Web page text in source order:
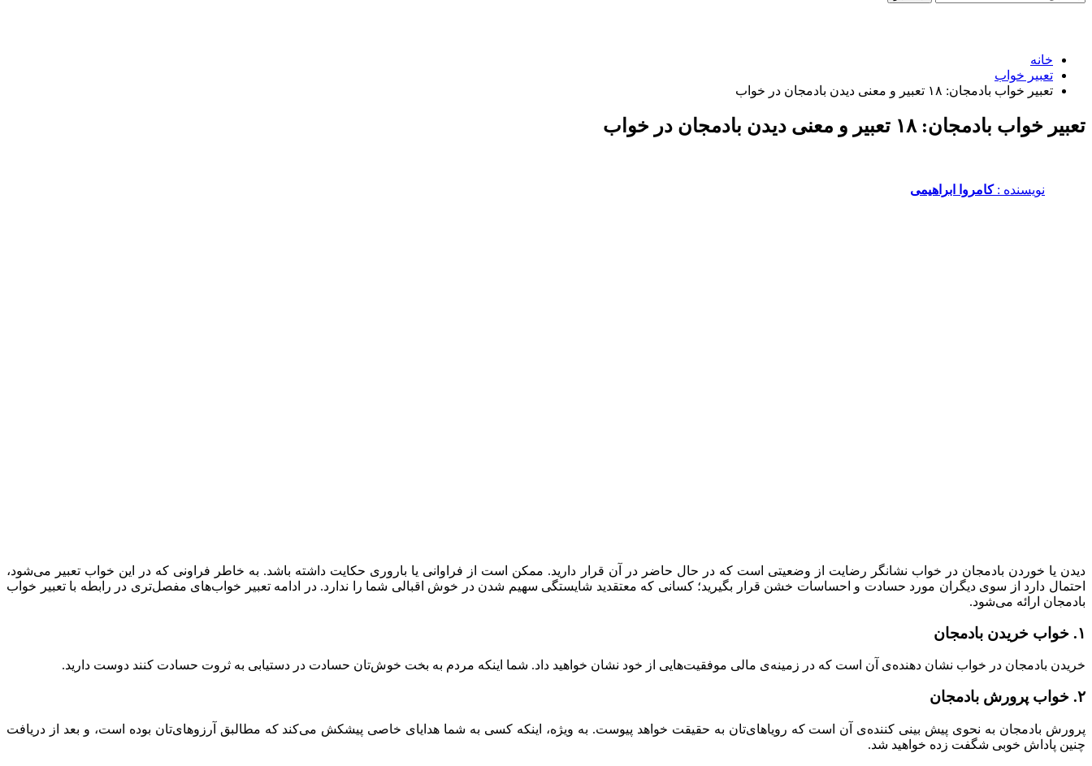
خانه
تعبیر خواب
تعبیر خواب بادمجان: ۱۸ تعبیر و معنی دیدن بادمجان در خواب
تعبیر خواب بادمجان: ۱۸ تعبیر و معنی دیدن بادمجان در خواب
نویسنده :‌کامروا ابراهیمی
دیدن یا خوردن بادمجان در خواب نشانگر رضایت از وضعیتی است که در حال حاضر در آن قرار دارید. ممکن است از فراوانی یا باروری حکایت داشته باشد. به خاطر فراونی که در این خواب تعبیر می‌شود،
احتمال دارد از سوی دیگران مورد حسادت و احساسات خشن قرار بگیرید؛ کسانی که معتقدید شایستگی سهیم شدن در خوش اقبالی شما را ندارد. در ادامه تعبیر خواب‌های مفصل‌تری در رابطه با تعبیر خواب
بادمجان ارائه می‌شود.
۱. خواب خریدن بادمجان
خریدن بادمجان در خواب نشان دهنده‌ی آن است که در زمینه‌ی مالی موفقیت‌هایی از خود نشان خواهید داد. شما اینکه مردم به بخت خوش‌تان حسادت در دستیابی به ثروت حسادت کنند دوست دارید.
۲. خواب پرورش بادمجان
پرورش بادمجان به نحوی پیش بینی کننده‌ی آن است که رویاهای‌تان به حقیقت خواهد پیوست. به ویژه، اینکه کسی به شما هدایای خاصی پیشکش می‌کند که مطالبق آرزوهای‌تان بوده است، و بعد از دریافت
چنین پاداش خوبی شگفت زده خواهید شد.